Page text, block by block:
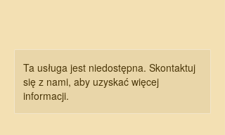
Ta usługa jest niedostępna. Skontaktuj
się z nami, aby uzyskać więcej
informacji.